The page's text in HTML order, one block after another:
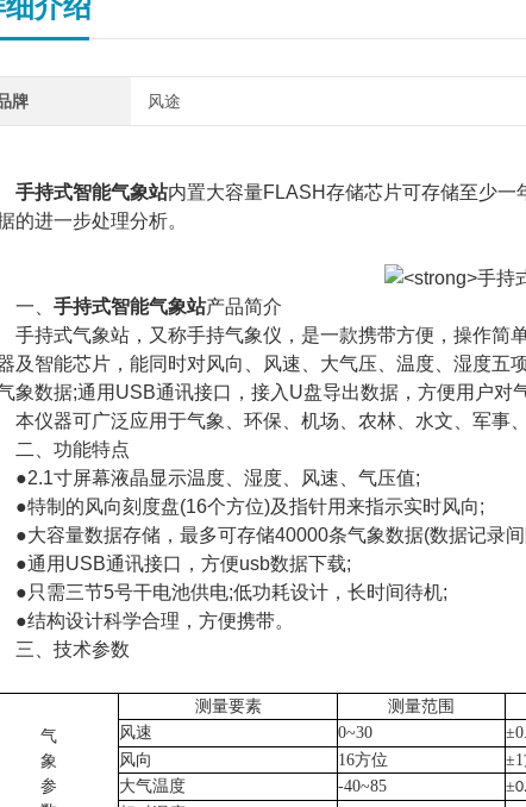
介绍
牌 风途
手持式智能气象站内置大容量FLASH存储芯片可存储至少
的进一步处理分析。
、 手持式智能气象站产品简介
式气象站，又称手持气象仪，是一款携带方便，操作简单
及智能芯片，能同时对风向、风速、大气压、温度、湿度
象数据;通用USB通讯接口，接入U盘导出数据，方便用户对
器可广泛应用于气象、环保、机场、农林、水文、军事、
功能特点
寸屏幕液晶显示温度、湿度、风速、气压值;
制的风向刻度盘(16个方位)及指针用来指示实时风向;
容量数据存储，最多可存储40000条气象数据(数据记录间
用USB通讯接口，方便usb数据下载;
需三节5号干电池供电;低功耗设计，长时间待机;
构设计科学合理，方便携带。
技术参数
气
象
参
测量要素 测量范围
风速
0~30
风向
16方位
大气温度
-40~85 ±0.